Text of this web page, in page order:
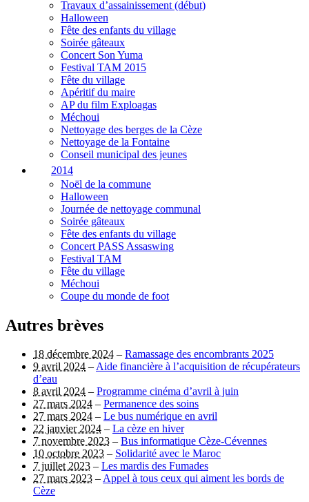
Travaux d’assainissement (début)
Halloween
Fête des enfants du village
Soirée gâteaux
Concert Son Yuma
Festival TAM 2015
Fête du village
Apéritif du maire
AP du film Exploagas
Méchoui
Nettoyage des berges de la Cèze
Nettoyage de la Fontaine
Conseil municipal des jeunes
2014
Noël de la commune
Halloween
Journée de nettoyage communal
Soirée gâteaux
Fête des enfants du village
Concert PASS Assaswing
Festival TAM
Fête du village
Méchoui
Coupe du monde de foot
Autres brèves
18 décembre 2024 – Ramassage des encombrants 2025
9 avril 2024 –Aide financière à l’acquisition de récupérateurs
d’eau
8 avril 2024 – Programme cinéma d’avril à juin
27 mars 2024 – Permanence des soins
27 mars 2024 – Le bus numérique en avril
22 janvier 2024 – La cèze en hiver
7 novembre 2023 – Bus informatique Cèze-Cévennes
10 octobre 2023 – Solidarité avec le Maroc
7 juillet 2023 – Les mardis des Fumades
27 mars 2023 –Appel à tous ceux qui aiment les bords de
Cèze